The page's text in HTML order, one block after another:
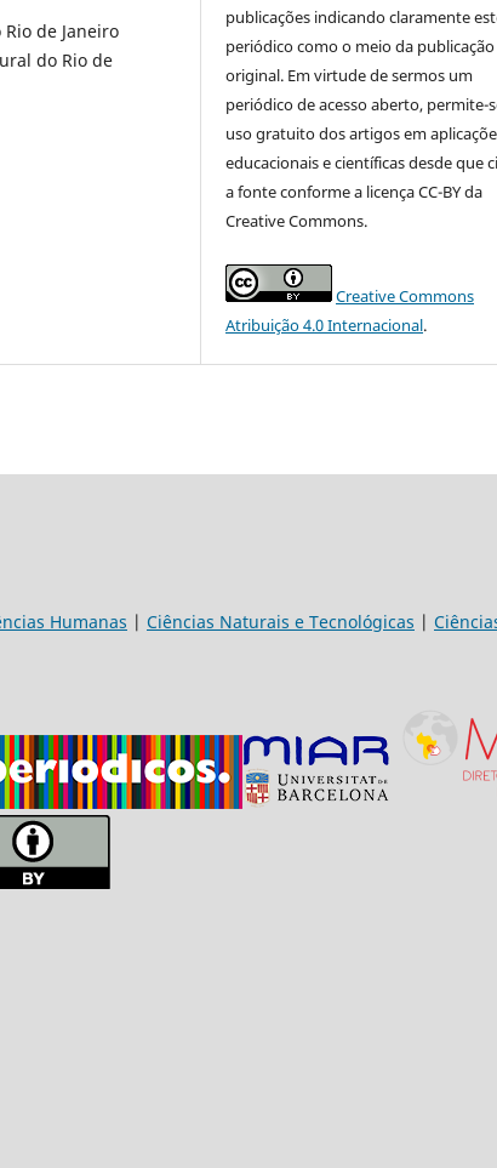
de Janeiro
do Rio de
publicações indicando claramente
periódico como o meio da publicação
original. Em virtude de sermos um
periódico de acesso aberto, permite-
uso gratuito dos artigos em
educacionais e científicas desde que
a fonte conforme a licença CC-BY da
Creative Commons.
Creative Commons
Atribuição 4.0 Internacional.
Humanas | Ciências Naturais e Tecnológicas |